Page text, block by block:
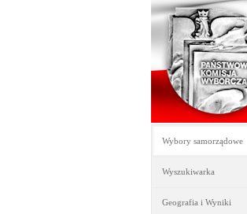
Wybory samorządowe
Wyszukiwarka
Geografia i Wyniki